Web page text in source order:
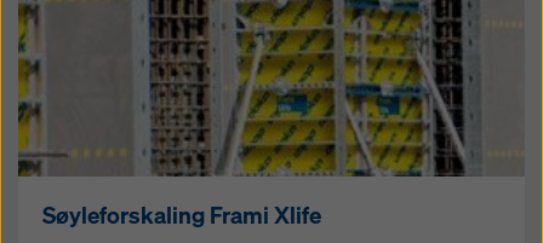
Søyleforskaling Frami Xlife